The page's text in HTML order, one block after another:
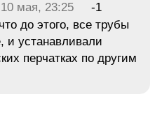
10 мая, 23:25
-1
до этого, все трубы
и устанавливали
перчатках по другим